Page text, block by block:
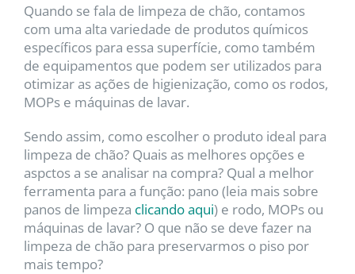
Quando se fala de limpeza de chão, contamos
com uma alta variedade de produtos químicos
específicos para essa superfície, como também
de equipamentos que podem ser utilizados para
otimizar as ações de higienização, como os rodos,
MOPs e máquinas de lavar.
Sendo assim, como escolher o produto ideal para
limpeza de chão? Quais as melhores opções e
aspctos a se analisar na compra? Qual a melhor
ferramenta para a função: pano (leia mais sobre
panos de limpeza clicando aqui) e rodo, MOPs ou
máquinas de lavar? O que não se deve fazer na
limpeza de chão para preservarmos o piso por
mais tempo?